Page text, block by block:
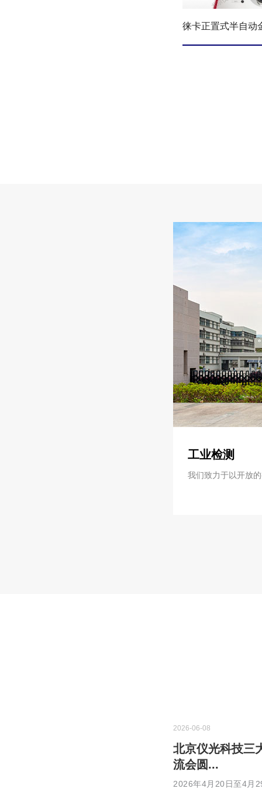
徕卡正置式半自动
工业检测
我们致力于以开放
2026-06-08
北京仪光科技三
流会圆...
2026年4月20日至4月